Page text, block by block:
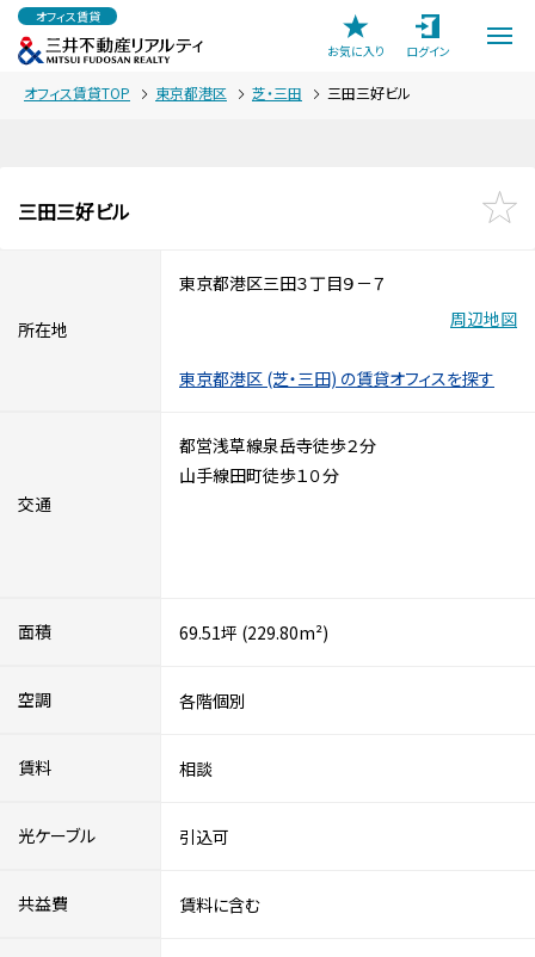
オフィス賃貸
お気に入り
ログイン
オフィス賃貸TOP 東京都港区 芝・三田 三田三好ビル
三田三好ビル
所在地
東京都港区三田３丁目９－７
周辺地図
東京都港区 (芝・三田) の賃貸オフィスを探す
交通
都営浅草線泉岳寺徒歩２分
山手線田町徒歩１０分
面積 69.51坪 (229.80m²)
空調 各階個別
賃料 相談
光ケーブル 引込可
共益費 賃料に含む